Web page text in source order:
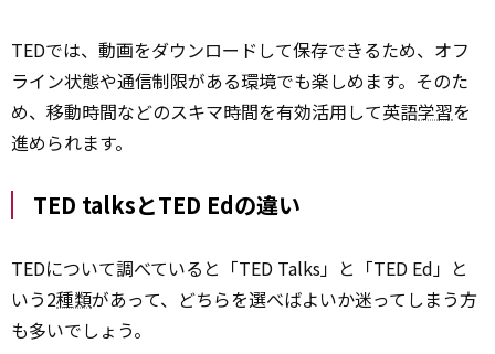
TEDでは、動画をダウンロードして保存できるため、オフ
ライン状態や通信制限がある環境でも楽しめます。そのた
め、移動時間などのスキマ時間を有効活用して英語学習を
進められます。
TED talksとTED Edの違い
TEDについて調べていると「TED Talks」と「TED Ed」と
いう2種類があって、どちらを選べばよいか迷ってしまう方
も多いでしょう。